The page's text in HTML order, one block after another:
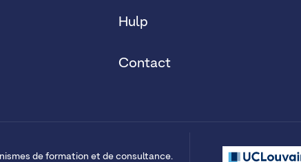
Hulp
Contact
de formation et de consultance.